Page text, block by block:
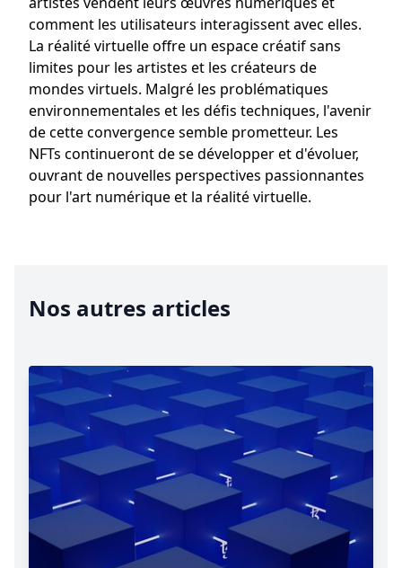
comment les utilisateurs interagissent avec elles.
La réalité virtuelle offre un espace créatif sans
limites pour les artistes et les créateurs de
mondes virtuels. Malgré les problématiques
environnementales et les défis techniques, l'avenir
de cette convergence semble prometteur. Les
NFTs continueront de se développer et d'évoluer,
ouvrant de nouvelles perspectives passionnantes
pour l'art numérique et la réalité virtuelle.
Nos autres articles